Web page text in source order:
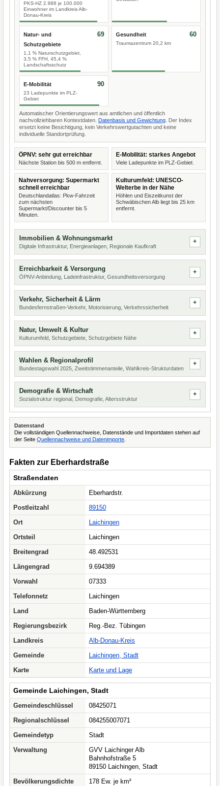
PKS-HZ 2.988 je 100.000
Einwohner im Landkreis Alb-
Donau-Kreis
Natur- und
Schutzgebiete
1,1 % Naturschutzgebiet,
3,5 % FFH, 45,4 %
Landschaftsschutz
69 Gesundheit
Traumazentrum 20,2 km
60
E-Mobilität
23 Ladepunkte im PLZ-
Gebiet
90
Automatischer Orientierungswert aus amtlichen und öffentlich
nachvollziehbaren Kontextdaten. Datenbasis und Gewichtung . Der Index
ersetzt keine Besichtigung, kein Verkehrswertgutachten und keine
individuelle Standortprüfung.
ÖPNV: sehr gut erreichbar
Nächste Station bis 500 m entfernt.
E-Mobilität: starkes Angebot
Viele Ladepunkte im PLZ-Gebiet.
Nahversorgung: Supermarkt
schnell erreichbar
Deutschlandatlas: Pkw-Fahrzeit
zum nächsten
Supermarkt/Discounter bis 5
Minuten.
Kulturumfeld: UNESCO-
Welterbe in der Nähe
Höhlen und Eiszeitkunst der
Schwäbischen Alb liegt bis 25 km
entfernt.
Immobilien & Wohnungsmarkt
Digitale Infrastruktur, Energieanlagen, Regionale Kaufkraft
Erreichbarkeit & Versorgung
ÖPNV-Anbindung, Ladeinfrastruktur, Gesundheitsversorgung
Verkehr, Sicherheit & Lärm
Bundesfernstraßen-Verkehr, Motorisierung, Verkehrssicherheit
Natur, Umwelt & Kultur
Kulturumfeld, Schutzgebiete, Schutzgebiete Nähe
Wahlen & Regionalprofil
Bundestagswahl 2025, Zweitstimmenanteile, Wahlkreis-Strukturdaten
Demografie & Wirtschaft
Sozialstruktur regional, Demografie, Altersstruktur
Datenstand
Die vollständigen Quellennachweise, Datenstände und Importdaten stehen auf
der Seite Quellennachweise und Datenimporte
Fakten zur Eberhardstraße
Straßendaten
Abkürzung
Eberhardstr.
Postleitzahl
89150
Ort
Laichingen
Ortsteil
Laichingen
Breitengrad
48.492531
Längengrad
9.694389
Vorwahl
07333
Telefonnetz
Laichingen
Land
Baden-Württemberg
Regierungsbezirk
Reg.-Bez. Tübingen
Landkreis
Alb-Donau-Kreis
Gemeinde
Laichingen, Stadt
Karte
Karte und Lage
Gemeinde Laichingen, Stadt
Gemeindeschlüssel
08425071
Regionalschlüssel
084255007071
Gemeindetyp
Stadt
Verwaltung
GVV Laichinger Alb
Bahnhofstraße 5
89150 Laichingen, Stadt
Bevölkerungsdichte
178 Ew. je km²